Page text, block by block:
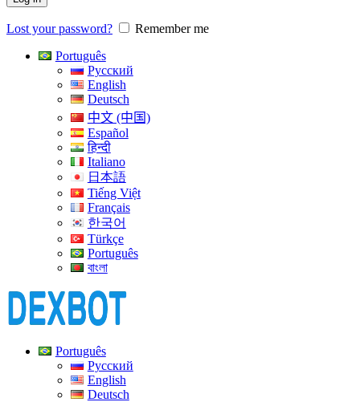
Lost your password?
Remember me
Português
Русский
English
Deutsch
中文 (中国)
Español
हिन्दी
Italiano
日本語
Tiếng Việt
Français
한국어
Türkçe
Português
বাংলা
Português
Русский
English
Deutsch